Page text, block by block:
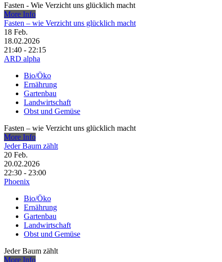
Fasten - Wie Verzicht uns glücklich macht
More Info
Fasten – wie Verzicht uns glücklich macht
18 Feb.
18.02.2026
21:40 - 22:15
ARD alpha
Bio/Öko
Ernährung
Gartenbau
Landwirtschaft
Obst und Gemüse
Fasten – wie Verzicht uns glücklich macht
More Info
Jeder Baum zählt
20 Feb.
20.02.2026
22:30 - 23:00
Phoenix
Bio/Öko
Ernährung
Gartenbau
Landwirtschaft
Obst und Gemüse
Jeder Baum zählt
More Info